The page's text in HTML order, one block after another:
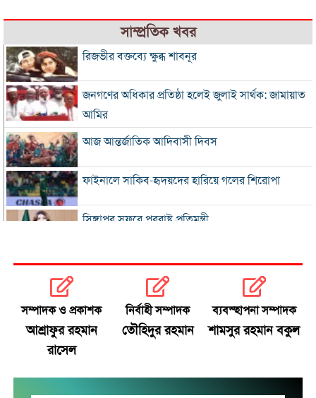
সাম্প্রতিক খবর
রিজভীর বক্তব্যে ক্ষুব্ধ শাবনূর
জনগণের অধিকার প্রতিষ্ঠা হলেই জুলাই সার্থক: জামায়াত
আমির
আজ আন্তর্জাতিক আদিবাসী দিবস
ফাইনালে সাকিব-হৃদয়দের হারিয়ে গলের শিরোপা
সিঙ্গাপুর সফরে পররাষ্ট্র প্রতিমন্ত্রী
এসএসসি ও সমমানের ফল সোমবার
সৌদি-পাকিস্তান-তুরস্কের প্রতিরক্ষা চুক্তি
রাষ্ট্রপতি নির্বাচনে বিএনপির দুই মনোনয়নপত্র সংগ্রহ
সম্পাদক ও প্রকাশক
আশ্রাফুর রহমান
রাসেল
নির্বাহী সম্পাদক
তৌহিদুর রহমান
ব্যবস্হাপনা সম্পাদক
শামসুর রহমান বকুল